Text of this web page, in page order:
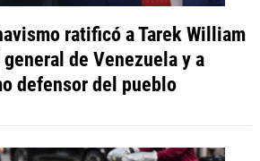
ratificó a Tarek William
de Venezuela y a
defensor del pueblo